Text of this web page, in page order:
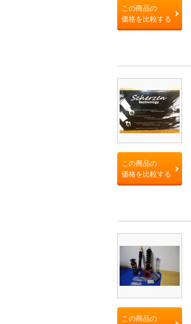
この商品の
価格を比較する
この商品の
価格を比較する
この商品の